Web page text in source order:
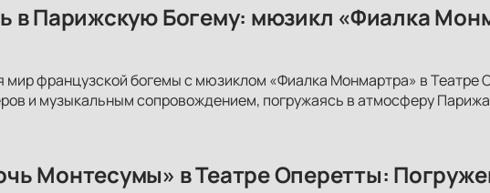
в Парижскую Богему: мюзикл «Фиалка
мир французской богемы с мюзиклом «Фиалка Монмартра» в Театре
и музыкальным сопровождением, погружаясь в атмосферу Парижа
Монтесумы» в Театре Оперетты: